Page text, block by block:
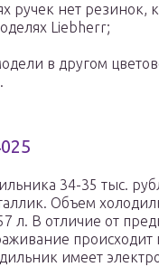
ручек нет резинок,
Liebherr;
в другом
34-35 тыс.
Объем
л. В отличие от
происходит
имеет